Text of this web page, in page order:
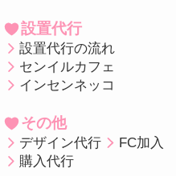
設置代行
設置代行の流れ
センイルカフェ
インセンネッコ
その他
デザイン代行
FC加入
購入代行